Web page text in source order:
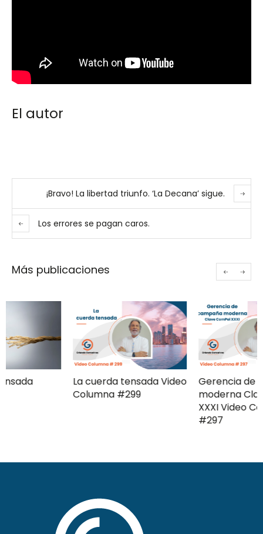
El autor
¡Bravo! La libertad triunfo. ‘La Decana’ sigue.
Los errores se pagan caros.
Más publicaciones
La cuerda tensada Video
Columna #299
Gerencia de campaña